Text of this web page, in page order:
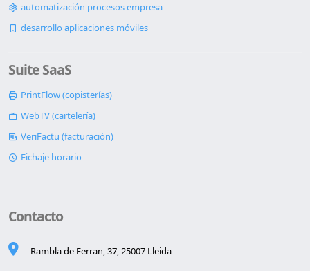
automatización procesos empresa
desarrollo aplicaciones móviles
Suite SaaS
PrintFlow (copisterías)
WebTV (cartelería)
VeriFactu (facturación)
Fichaje horario
Contacto
Rambla de Ferran, 37, 25007 Lleida